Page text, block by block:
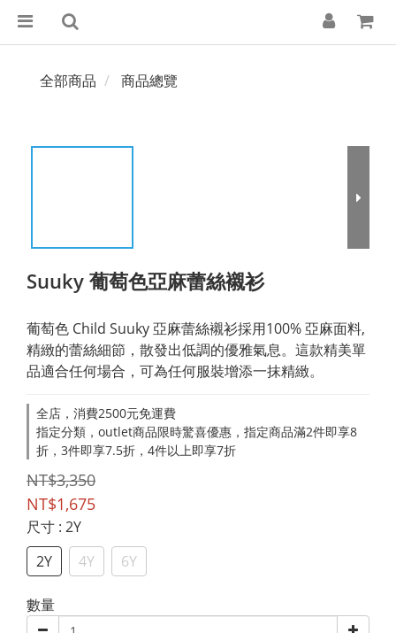
全部商品 商品總覽
Suuky 葡萄色亞麻蕾絲襯衫
葡萄色 Child Suuky 亞麻蕾絲襯衫採用100% 亞麻面料,
精緻的蕾絲細節，散發出低調的優雅氣息。這款精美單
品適合任何場合，可為任何服裝增添一抹精緻。
全店，消費2500元免運費
指定分類，outlet商品限時驚喜優惠，指定商品滿2件即享8
折，3件即享7.5折，4件以上即享7折
NT$3,350
NT$1,675
尺寸 : 2Y
2Y
4Y 6Y
數量